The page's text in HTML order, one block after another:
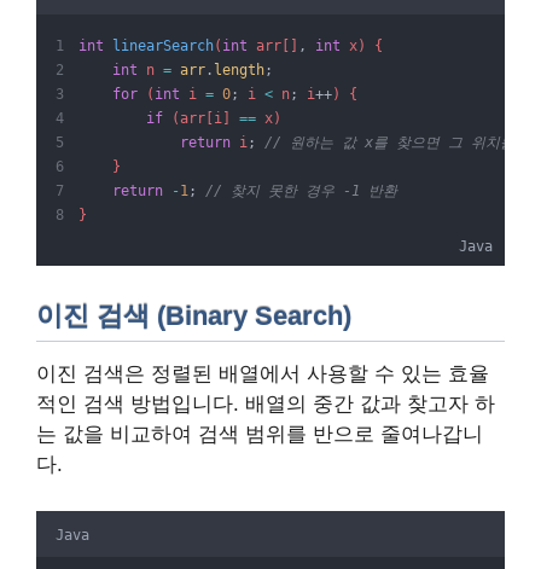
int linearSearch( int arr[] , int x) {
int n = arr . length;
for ( int i = 0; i < n; i++) {
if (arr[i] == x)
return i;
// 원하는 값 x를 찾으면 그 위치를 반
    }
return
- 1;
// 찾지 못한 경우 -1 반환
}
Java
이진 검색 (Binary Search)
이진 검색은 정렬된 배열에서 사용할 수 있는 효율
적인 검색 방법입니다. 배열의 중간 값과 찾고자 하
는 값을 비교하여 검색 범위를 반으로 줄여나갑니
다.
Java